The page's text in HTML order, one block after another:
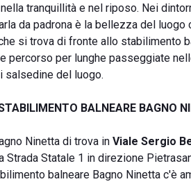
tranquillità e nel riposo. Nei
da padrona è la bellezza del luogo
si trova di fronte allo stabilimento
percorso per lunghe passeggiate
salsedine del luogo.
BALNEARE BAGNO
Ninetta di trova in Viale Sergio
Strada Statale 1 in direzione
balneare Bagno Ninetta c'è